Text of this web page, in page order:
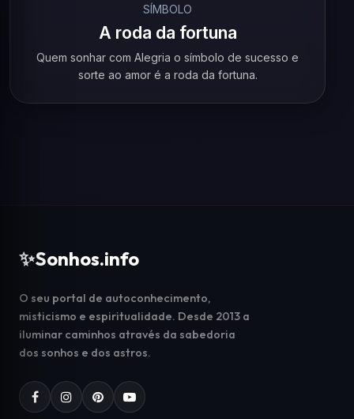
SÍMBOLO
A roda da fortuna
Quem sonhar com Alegria o símbolo de sucesso e
sorte ao amor é a roda da fortuna.
✨Sonhos.info
O seu portal de autoconhecimento,
misticismo e espiritualidade. Desde 2013 a
iluminar caminhos através da sabedoria
dos sonhos e dos astros.